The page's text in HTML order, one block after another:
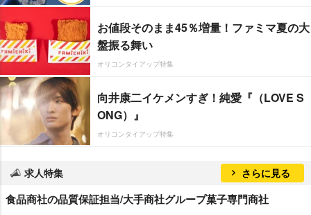
お値段そのまま45％増量！ファミマ夏の大
盤振る舞い
オリコンタイアップ特集
向井康二イケメンすぎ！純愛『（LOVE S
ONG）』
オリコンタイアップ特集
求人特集 さらに見る
食品商社の品質保証担当/大手商社グループ菓子専門商社